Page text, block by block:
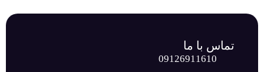
تماس با ما
09126911610